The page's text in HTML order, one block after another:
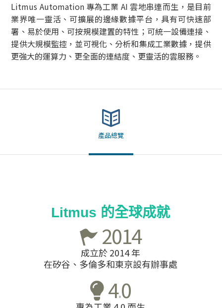
Litmus Automation 專為工業 AI 雲地串連而生，是目前
業界唯一靈活、可擴展的邊緣數據平台，具有可快速部
署、易於使用、可按規模建置的特性；可統一設備連接、
提供大規模監控，並可視化、分析和集成工業數據，提供
更強大的運算力、更全面的連結度、更靈活的雲服務。
產品總覽
Litmus 的全球成就
2014
成立於 2014 年
在矽谷、多倫多和東京設有辦事處
4.0